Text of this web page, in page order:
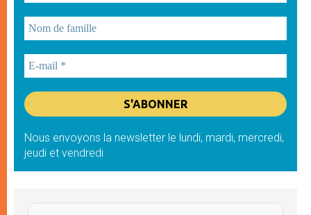
Nous envoyons la newsletter le lundi, mardi, mercredi,
jeudi et vendredi